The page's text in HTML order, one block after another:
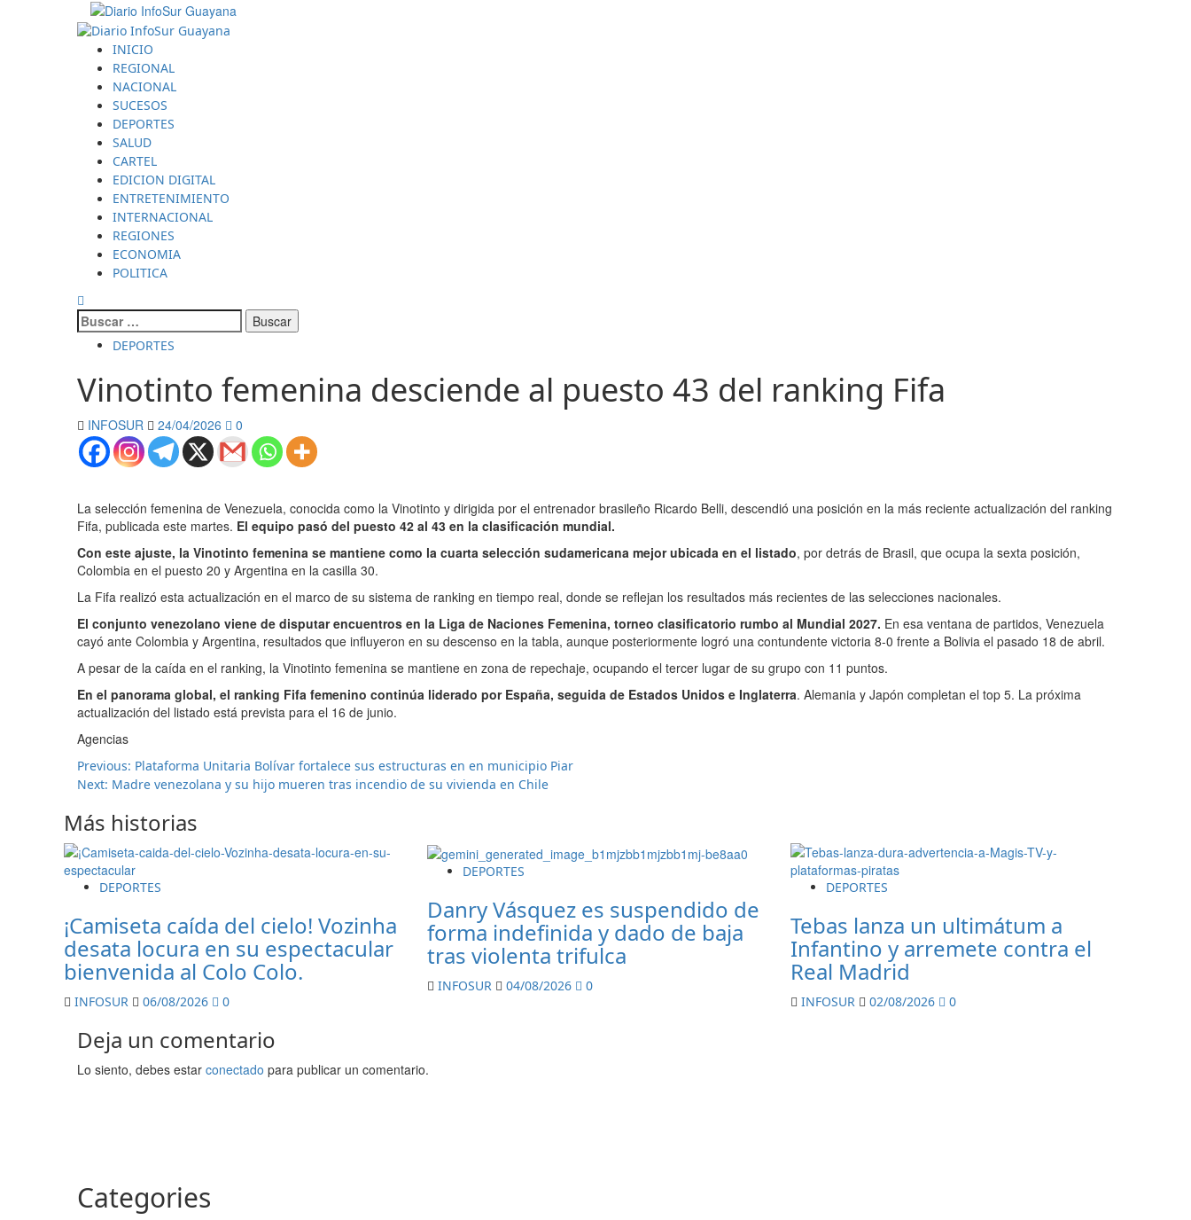
INICIO
REGIONAL
NACIONAL
SUCESOS
DEPORTES
SALUD
CARTEL
EDICION DIGITAL
ENTRETENIMIENTO
INTERNACIONAL
REGIONES
ECONOMIA
POLITICA
DEPORTES
Vinotinto femenina desciende al puesto 43 del ranking Fifa
INFOSUR 24/04/2026 0
La selección femenina de Venezuela, conocida como la Vinotinto y dirigida por el entrenador brasileño Ricardo Belli, descendió una posición en la más reciente actualización del ranking
Fifa, publicada este martes. El equipo pasó del puesto 42 al 43 en la clasificación mundial.
Con este ajuste, la Vinotinto femenina se mantiene como la cuarta selección sudamericana mejor ubicada en el listado, por detrás de Brasil, que ocupa la sexta posición,
Colombia en el puesto 20 y Argentina en la casilla 30.
La Fifa realizó esta actualización en el marco de su sistema de ranking en tiempo real, donde se reflejan los resultados más recientes de las selecciones nacionales.
El conjunto venezolano viene de disputar encuentros en la Liga de Naciones Femenina, torneo clasificatorio rumbo al Mundial 2027. En esa ventana de partidos, Venezuela
cayó ante Colombia y Argentina, resultados que influyeron en su descenso en la tabla, aunque posteriormente logró una contundente victoria 8-0 frente a Bolivia el pasado 18 de abril.
A pesar de la caída en el ranking, la Vinotinto femenina se mantiene en zona de repechaje, ocupando el tercer lugar de su grupo con 11 puntos.
En el panorama global, el ranking Fifa femenino continúa liderado por España, seguida de Estados Unidos e Inglaterra. Alemania y Japón completan el top 5. La próxima
actualización del listado está prevista para el 16 de junio.
Agencias
Previous: Plataforma Unitaria Bolívar fortalece sus estructuras en en municipio Piar
Next: Madre venezolana y su hijo mueren tras incendio de su vivienda en Chile
Más historias
DEPORTES
¡Camiseta caída del cielo! Vozinha
desata locura en su espectacular
bienvenida al Colo Colo.
INFOSUR 06/08/2026 0
DEPORTES
Danry Vásquez es suspendido de
forma indefinida y dado de baja
tras violenta trifulca
INFOSUR 04/08/2026 0
DEPORTES
Tebas lanza un ultimátum a
Infantino y arremete contra el
Real Madrid
INFOSUR 02/08/2026 0
Deja un comentario
Lo siento, debes estar conectado para publicar un comentario.
Categories